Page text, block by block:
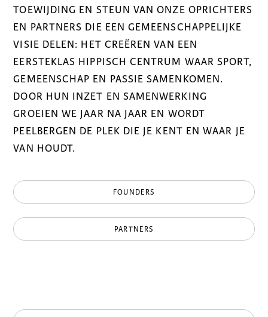
TOEWIJDING EN STEUN VAN ONZE OPRICHTERS
EN PARTNERS DIE EEN GEMEENSCHAPPELIJKE
VISIE DELEN: HET CREËREN VAN EEN
EERSTEKLAS HIPPISCH CENTRUM WAAR SPORT,
GEMEENSCHAP EN PASSIE SAMENKOMEN.
DOOR HUN INZET EN SAMENWERKING
GROEIEN WE JAAR NA JAAR EN WORDT
PEELBERGEN DE PLEK DIE JE KENT EN WAAR JE
VAN HOUDT.
FOUNDERS
PARTNERS